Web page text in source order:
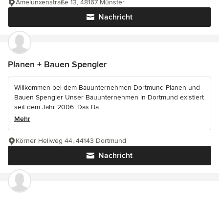
Nachricht
Amelunxenstraße 13, 48167 Münster
Planen + Bauen Spengler
Willkommen bei dem Bauunternehmen Dortmund Planen und
Bauen Spengler Unser Bauunternehmen in Dortmund existiert
seit dem Jahr 2006. Das Ba...
Mehr
Nachricht
Körner Hellweg 44, 44143 Dortmund